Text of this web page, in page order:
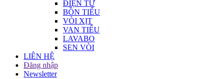
ĐIỆN TỪ
BỒN TIỂU
VÒI XỊT
VAN TIỂU
LAVABO
SEN VÒI
LIÊN HỆ
Đăng nhập
Newsletter